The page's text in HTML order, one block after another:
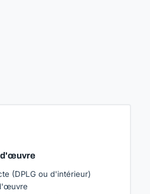
d'œuvre
(DPLG ou d'intérieur)